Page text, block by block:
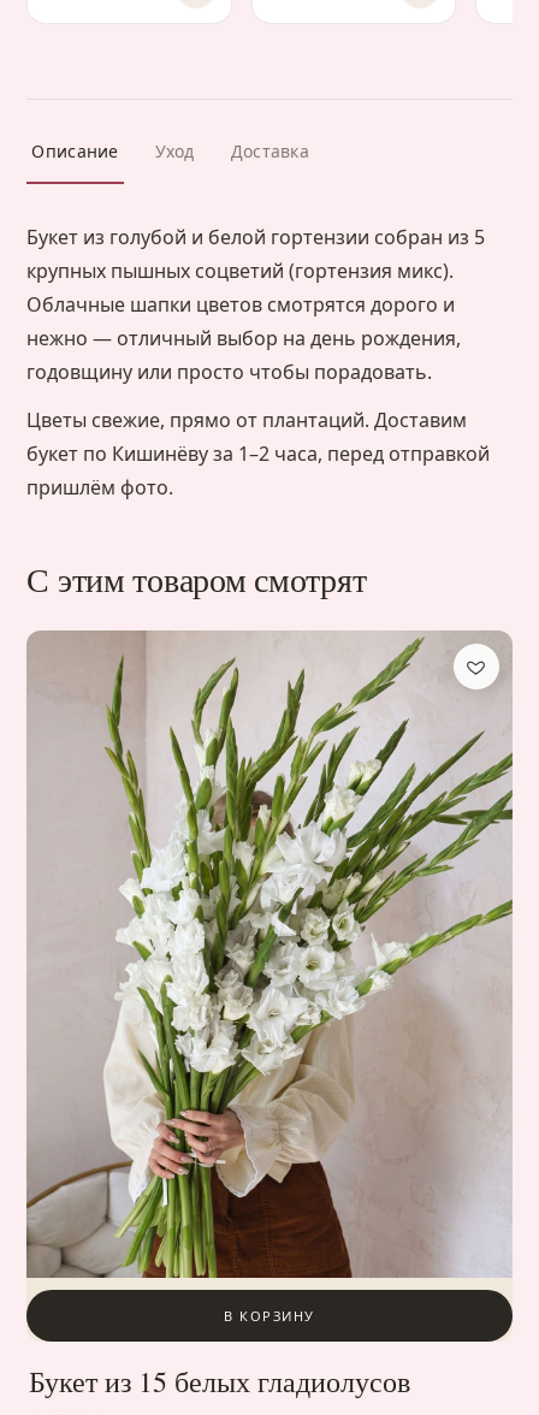
Описание Уход Доставка
Букет из голубой и белой гортензии собран из 5
крупных пышных соцветий (гортензия микс).
Облачные шапки цветов смотрятся дорого и
нежно — отличный выбор на день рождения,
годовщину или просто чтобы порадовать.
Цветы свежие, прямо от плантаций. Доставим
букет по Кишинёву за 1–2 часа, перед отправкой
пришлём фото.
С этим товаром смотрят
В КОРЗИНУ
Букет из 15 белых гладиолусов